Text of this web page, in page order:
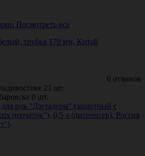
Посмотреть все
трубка 170 мм, Китай
0 отзывов
21 шт.
0 шт.
рук "Дзетадерм" (защитный с
перчаток"), 0,5 л (диспенсер), Россия